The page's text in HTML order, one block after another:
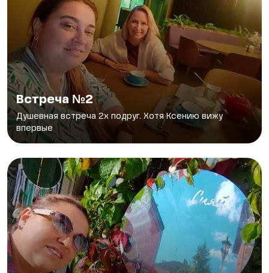
Встреча №2
Душевная встреча 2х подруг. Хотя Ксению вижу
впервые